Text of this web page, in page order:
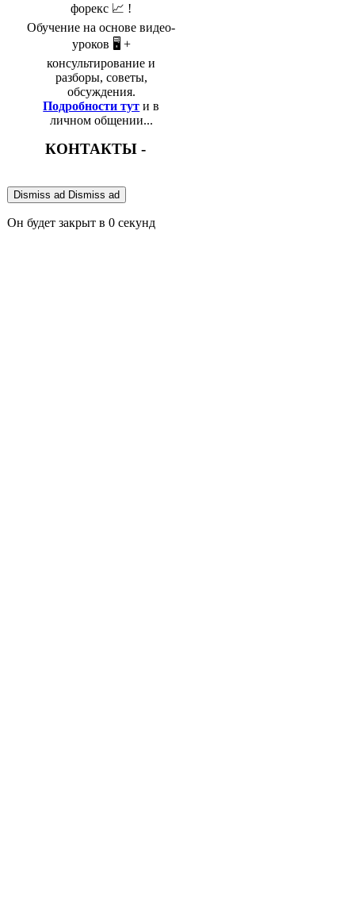
форекс 📈 !
Обучение на основе видео-
уроков 🖥️ +
консультирование и
разборы, советы,
обсуждения.
Подробности тут и в
личном общении...
КОНТАКТЫ -
Dismiss ad Dismiss ad
Он будет закрыт в 0 секунд